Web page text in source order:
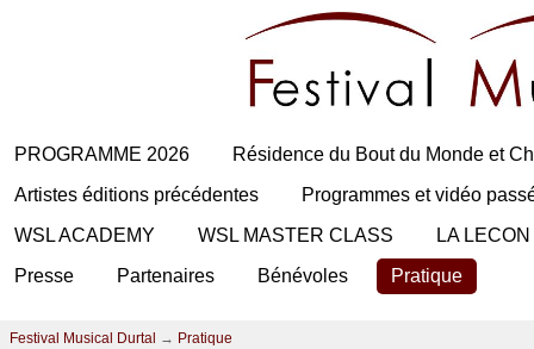
PROGRAMME 2026
Résidence du Bout du Monde et
Artistes éditions précédentes
Programmes et vidéo
WSL ACADEMY
WSL MASTER CLASS
LA
Presse
Partenaires Bénévoles Pratique
Festival Musical Durtal → Pratique